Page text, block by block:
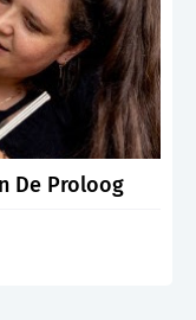
De Proloog